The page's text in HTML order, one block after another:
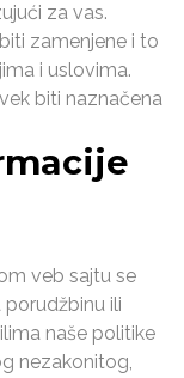
za vas.
zamenjene i to
i uslovima.
biti naznačena
veb sajtu se
ili
naše politike
nezakonitog,